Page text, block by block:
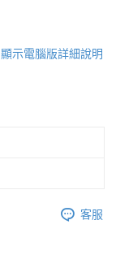
顯示電腦版詳細說明
客服